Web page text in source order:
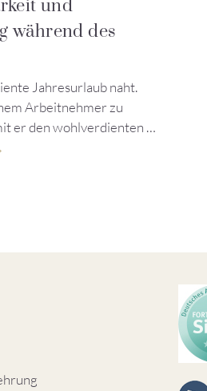
und
während des
Jahresurlaub naht.
Arbeitnehmer zu
er den wohlverdienten …